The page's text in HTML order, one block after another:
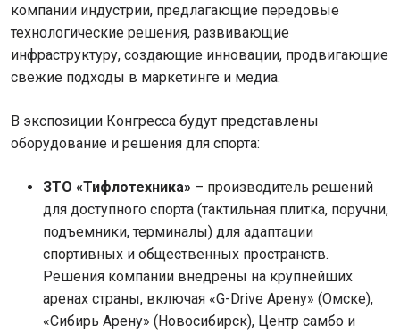
компании индустрии, предлагающие передовые
технологические решения, развивающие
инфраструктуру, создающие инновации, продвигающие
свежие подходы в маркетинге и медиа.
В экспозиции Конгресса будут представлены
оборудование и решения для спорта:
ЗТО «Тифлотехника» – производитель решений
для доступного спорта (тактильная плитка, поручни,
подъемники, терминалы) для адаптации
спортивных и общественных пространств.
Решения компании внедрены на крупнейших
аренах страны, включая «G-Drive Арену» (Омске),
«Сибирь Арену» (Новосибирск), Центр самбо и